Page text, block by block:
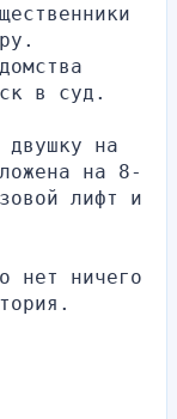
в суд.
двушку на
на 8-
лифт и
нет ничего